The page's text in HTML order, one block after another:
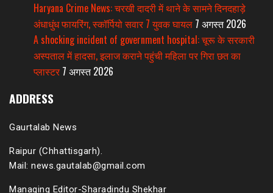
Haryana Crime News: चरखी दादरी में थाने के सामने दिनदहाड़े
अंधाधुंध फायरिंग, स्कॉर्पियो सवार 7 युवक घायल 7 अगस्त 2026
A shocking incident of government hospital: चूरू के सरकारी
अस्पताल में हादसा, इलाज कराने पहुंची महिला पर गिरा छत का
प्लास्टर 7 अगस्त 2026
ADDRESS
Gaurtalab News
Raipur (Chhattisgarh).
Mail: news.gautalab@gmail.com
Managing Editor-Sharadindu Shekhar